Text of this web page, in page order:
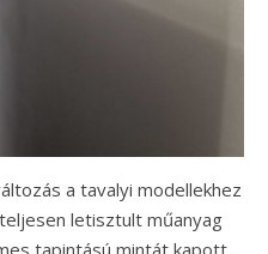
a tavalyi modellekhez
letisztult műanyag